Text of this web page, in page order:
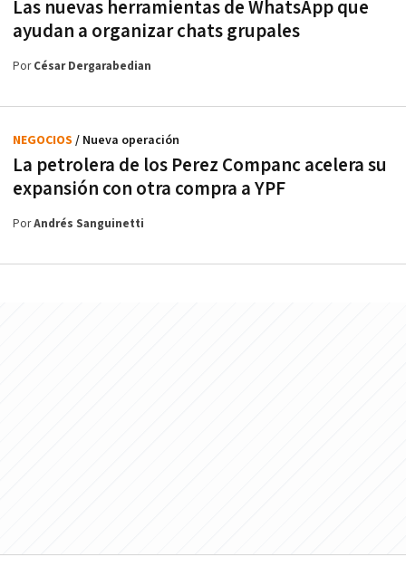
Las nuevas herramientas de WhatsApp que
ayudan a organizar chats grupales
PorCésar Dergarabedian
La petrolera de los Perez Companc acelera su
expansión con otra compra a YPF
NEGOCIOS / Nueva operación
PorAndrés Sanguinetti